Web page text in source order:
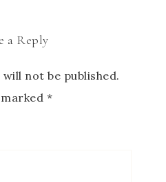
a Reply
not be published.
*